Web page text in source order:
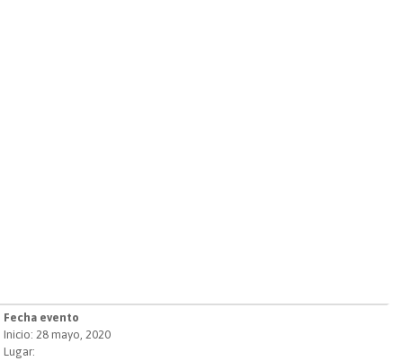
Fecha evento
Inicio: 28 mayo, 2020
Lugar: